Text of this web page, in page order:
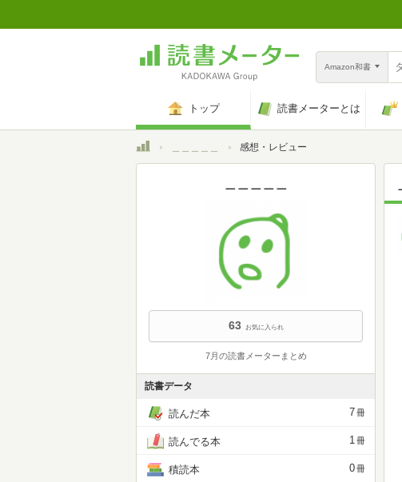
Amazon和書
トップ 読書メーターとは
トップ 感想・レビュー
63 お気に入られ
7月の読書メーターまとめ
読書データ
読んだ本 7冊
読んでる本 1冊
積読本 0冊